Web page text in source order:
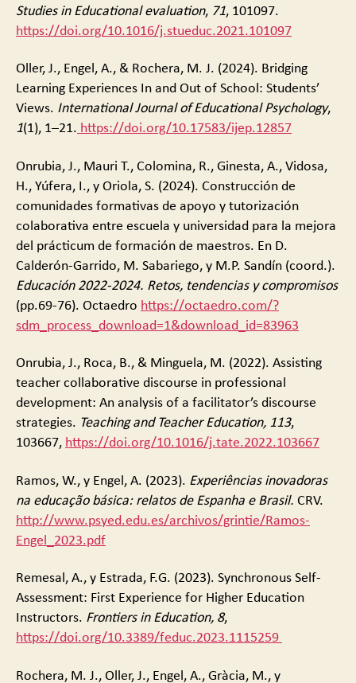
Studies in Educational evaluation, 71, 101097.
https://doi.org/10.1016/j.stueduc.2021.101097
Oller, J., Engel, A., & Rochera, M. J. (2024). Bridging
Learning Experiences In and Out of School: Students’
Views. International Journal of Educational Psychology,
1(1), 1–21. https://doi.org/10.17583/ijep.12857
Onrubia, J., Mauri T., Colomina, R., Ginesta, A., Vidosa,
H., Yúfera, I., y Oriola, S. (2024). Construcción de
comunidades formativas de apoyo y tutorización
colaborativa entre escuela y universidad para la mejora
del prácticum de formación de maestros. En D.
Calderón-Garrido, M. Sabariego, y M.P. Sandín (coord.).
Educación 2022-2024. Retos, tendencias y compromisos
(pp.69-76). Octaedro https://octaedro.com/?
sdm_process_download=1&download_id=83963
Onrubia, J., Roca, B., & Minguela, M. (2022). Assisting
teacher collaborative discourse in professional
development: An analysis of a facilitator’s discourse
strategies. Teaching and Teacher Education, 113,
103667, https://doi.org/10.1016/j.tate.2022.103667
Ramos, W., y Engel, A. (2023). Experiências inovadoras
na educação básica: relatos de Espanha e Brasil. CRV.
http://www.psyed.edu.es/archivos/grintie/Ramos-
Engel_2023.pdf
Remesal, A., y Estrada, F.G. (2023). Synchronous Self-
Assessment: First Experience for Higher Education
Instructors. Frontiers in Education, 8,
https://doi.org/10.3389/feduc.2023.1115259
Rochera, M. J., Oller, J., Engel, A., Gràcia, M., y